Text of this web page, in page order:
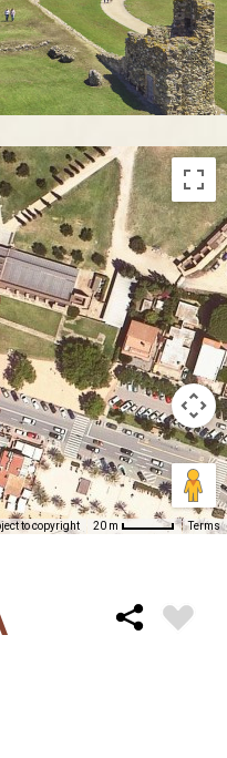
to copyright 20 m Terms